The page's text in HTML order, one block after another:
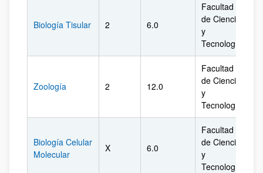
Biología Tisular 2 6.0
Facultad
de Ciencia
y
Tecnología
Zoología 2 12.0
Facultad
de Ciencia
y
Tecnología
Biología Celular
Molecular
X 6.0
Facultad
de Ciencia
y
Tecnología